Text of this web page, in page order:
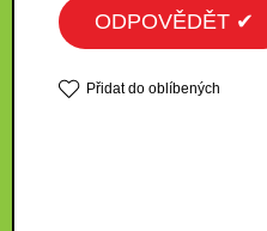
ODPOVĚDĚT ✔
Přidat do oblíbených